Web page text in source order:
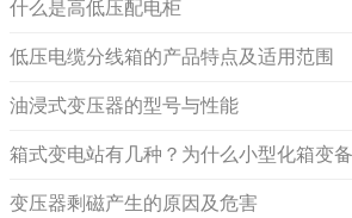
什么是高低压配电柜
低压电缆分线箱的产品特点及适用范围
油浸式变压器的型号与性能
箱式变电站有几种？为什么小型化箱变
变压器剩磁产生的原因及危害